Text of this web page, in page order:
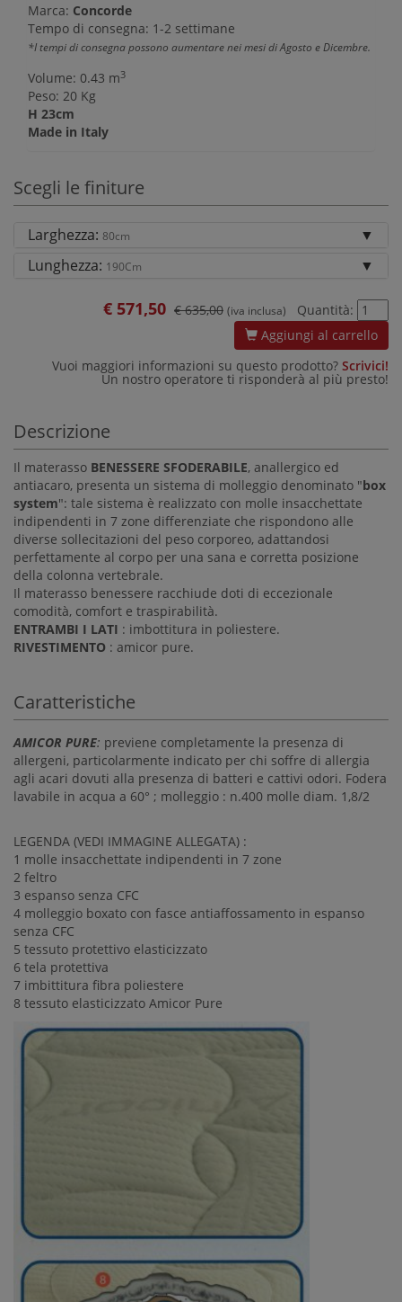
Marca: Concorde
Tempo di consegna: 1-2 settimane
*I tempi di consegna possono aumentare nei mesi di Agosto e Dicembre.
Volume: 0.43 m3
Peso: 20 Kg
H 23cm
Made in Italy
Scegli le finiture
Larghezza: 80cm
Lunghezza: 190Cm
€ 571,50 € 635,00 (iva inclusa)
Quantità:
Aggiungi al carrello
Vuoi maggiori informazioni su questo prodotto? Scrivici!
Un nostro operatore ti risponderà al più presto!
Descrizione
Il materasso BENESSERE SFODERABILE, anallergico ed
antiacaro, presenta un sistema di molleggio denominato "box
system": tale sistema è realizzato con molle insacchettate
indipendenti in 7 zone differenziate che rispondono alle
diverse sollecitazioni del peso corporeo, adattandosi
perfettamente al corpo per una sana e corretta posizione
della colonna vertebrale.
Il materasso benessere racchiude doti di eccezionale
comodità, comfort e traspirabilità.
ENTRAMBI I LATI : imbottitura in poliestere.
RIVESTIMENTO : amicor pure.
Caratteristiche
AMICOR PURE: previene completamente la presenza di
allergeni, particolarmente indicato per chi soffre di allergia
agli acari dovuti alla presenza di batteri e cattivi odori. Fodera
lavabile in acqua a 60° ; molleggio : n.400 molle diam. 1,8/2
LEGENDA (VEDI IMMAGINE ALLEGATA) :
1 molle insacchettate indipendenti in 7 zone
2 feltro
3 espanso senza CFC
4 molleggio boxato con fasce antiaffossamento in espanso
senza CFC
5 tessuto protettivo elasticizzato
6 tela protettiva
7 imbittitura fibra poliestere
8 tessuto elasticizzato Amicor Pure